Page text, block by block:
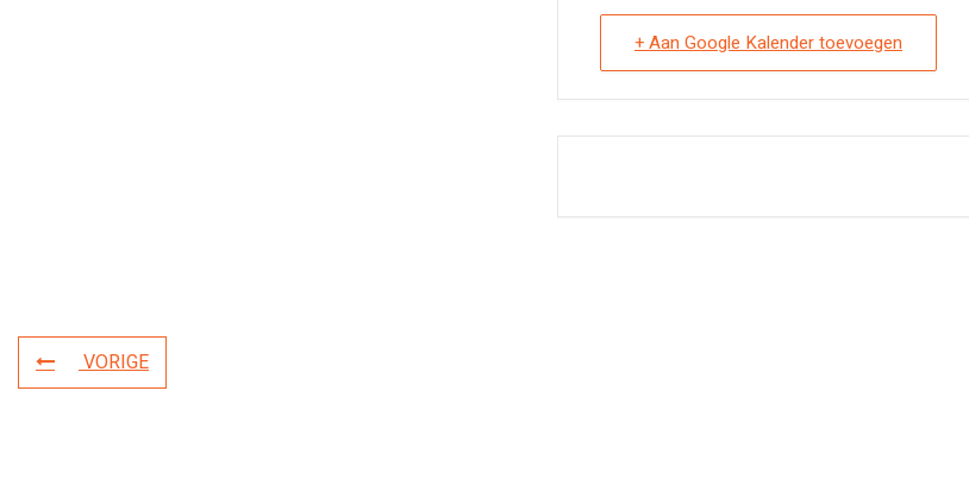
+ Aan Google Kalender toevoegen
VORIGE